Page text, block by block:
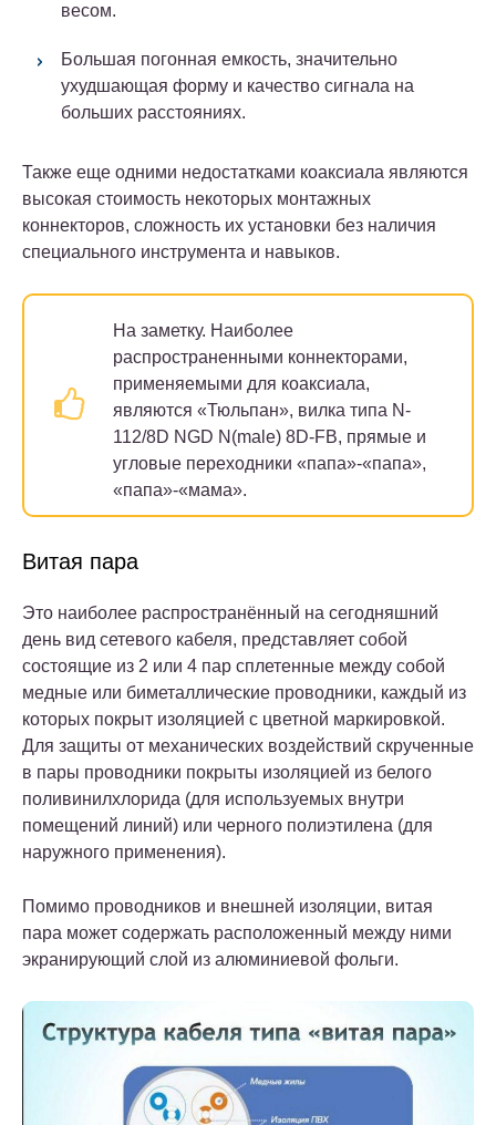
весом.
Большая погонная емкость, значительно
ухудшающая форму и качество сигнала на
больших расстояниях.
Также еще одними недостатками коаксиала являются
высокая стоимость некоторых монтажных
коннекторов, сложность их установки без наличия
специального инструмента и навыков.
На заметку. Наиболее
распространенными коннекторами,
применяемыми для коаксиала,
являются «Тюльпан», вилка типа N-
112/8D NGD N(male) 8D-FB, прямые и
угловые переходники «папа»-«папа»,
«папа»-«мама».
Витая пара
Это наиболее распространённый на сегодняшний
день вид сетевого кабеля, представляет собой
состоящие из 2 или 4 пар сплетенные между собой
медные или биметаллические проводники, каждый из
которых покрыт изоляцией с цветной маркировкой.
Для защиты от механических воздействий скрученные
в пары проводники покрыты изоляцией из белого
поливинилхлорида (для используемых внутри
помещений линий) или черного полиэтилена (для
наружного применения).
Помимо проводников и внешней изоляции, витая
пара может содержать расположенный между ними
экранирующий слой из алюминиевой фольги.